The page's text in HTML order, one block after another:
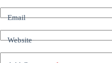
Email
Website